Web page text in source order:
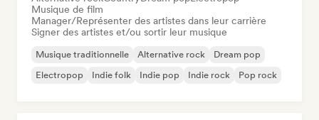
Musique de film
Manager/Représenter des artistes dans leur carrière
Signer des artistes et/ou sortir leur musique
Musique traditionnelle Alternative rock
Dream pop
Electropop
Indie folk Indie pop Indie rock Pop rock